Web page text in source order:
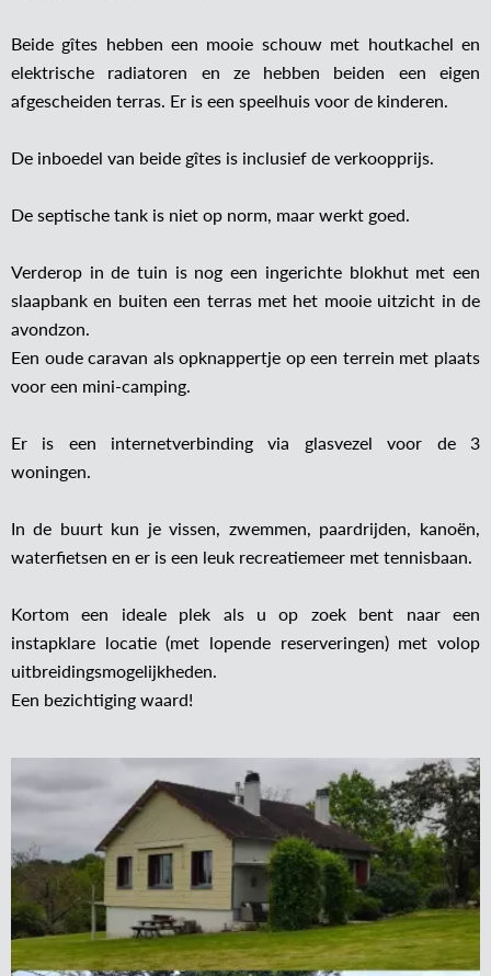
Beide gîtes hebben een mooie schouw met houtkachel en
elektrische radiatoren en ze hebben beiden een eigen
afgescheiden terras. Er is een speelhuis voor de kinderen.
De inboedel van beide gîtes is inclusief de verkoopprijs.
De septische tank is niet op norm, maar werkt goed.
Verderop in de tuin is nog een ingerichte blokhut met een
slaapbank en buiten een terras met het mooie uitzicht in de
avondzon.
Een oude caravan als opknappertje op een terrein met plaats
voor een mini-camping.
Er is een internetverbinding via glasvezel voor de 3
woningen.
In de buurt kun je vissen, zwemmen, paardrijden, kanoën,
waterfietsen en er is een leuk recreatiemeer met tennisbaan.
Kortom een ideale plek als u op zoek bent naar een
instapklare locatie (met lopende reserveringen) met volop
uitbreidingsmogelijkheden.
Een bezichtiging waard!